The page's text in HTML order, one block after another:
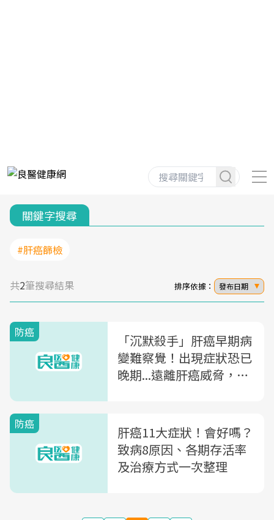
關鍵字搜尋
#肝癌篩檢
共2筆搜尋結果 排序依據： 發布日期
防癌
「沉默殺手」肝癌早期病
變難察覺！出現症狀恐已
晚期...遠離肝癌威脅，醫
防癌
肝癌11大症狀！會好嗎？
致病8原因、各期存活率
及治療方式一次整理